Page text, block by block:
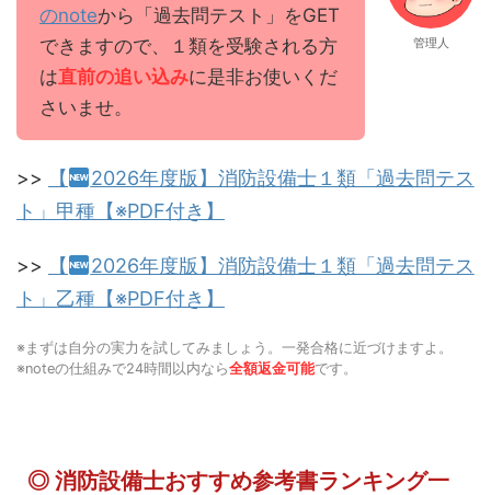
のnoteから「過去問テスト」をGET
できますので、１類を受験される方
は直前の追い込みに是非お使いくだ
さいませ。
管理人
>> 【
2026年度版】消防設備士１類「過去問テス
ト」甲種【※PDF付き】
>> 【
2026年度版】消防設備士１類「過去問テス
ト」乙種【※PDF付き】
※まずは自分の実力を試してみましょう。一発合格に近づけますよ。
※noteの仕組みで24時間以内なら全額返金可能です。
◎ 消防設備士おすすめ参考書ランキング一